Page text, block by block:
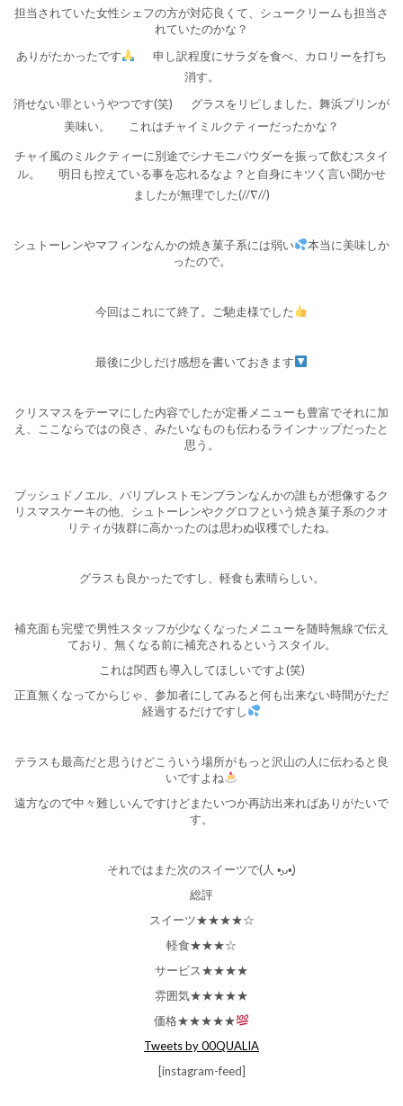
担当されていた女性シェフの方が対応良くて、シュークリームも担当さ
れていたのかな？
ありがたかったです
申し訳程度にサラダを食べ、カロリーを打ち
消す。
消せない罪というやつです(笑)
グラスをリピしました。舞浜プリンが
美味い。
これはチャイミルクティーだったかな？
チャイ風のミルクティーに別途でシナモニパウダーを振って飲むスタイ
ル。
明日も控えている事を忘れるなよ？と自身にキツく言い聞かせ
ましたが無理でした(//∇//)
シュトーレンやマフィンなんかの焼き菓子系には弱い
本当に美味しか
ったので。
今回はこれにて終了。ご馳走様でした
最後に少しだけ感想を書いておきます
クリスマスをテーマにした内容でしたが定番メニューも豊富でそれに加
え、ここならではの良さ、みたいなものも伝わるラインナップだったと
思う。
ブッシュドノエル、パリブレストモンブランなんかの誰もが想像するク
リスマスケーキの他、シュトーレンやクグロフという焼き菓子系のクオ
リティが抜群に高かったのは思わぬ収穫でしたね。
グラスも良かったですし、軽食も素晴らしい。
補充面も完璧で男性スタッフが少なくなったメニューを随時無線で伝え
ており、無くなる前に補充されるというスタイル。
これは関西も導入してほしいですよ(笑)
正直無くなってからじゃ、参加者にしてみると何も出来ない時間がただ
経過するだけですし
テラスも最高だと思うけどこういう場所がもっと沢山の人に伝わると良
いですよね
遠方なので中々難しいんですけどまたいつか再訪出来ればありがたいで
す。
それではまた次のスイーツで(人 •͈ᴗ•͈)
総評
スイーツ★★★★☆
軽食★★★☆
サービス★★★★
雰囲気★★★★★
価格★★★★★
Tweets by 00QUALIA
[instagram-feed]